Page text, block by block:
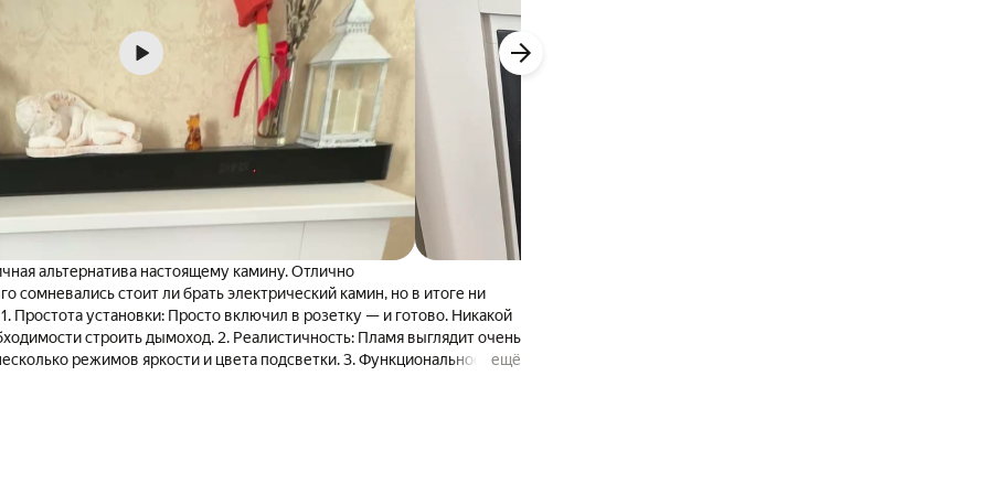
альтернатива настоящему камину. Отлично
сомневались стоит ли брать электрический камин, но в итоге ни
строить дымоход. 2. Реалистичность: Пламя выглядит очень
режимов яркости и цвета подсветки. 3. Функциональность:
пламя без обогрева (просто для красоты) или включить режим
мощность. 4. Безопасность: Корпус не раскаляется, что важно, если
ещё